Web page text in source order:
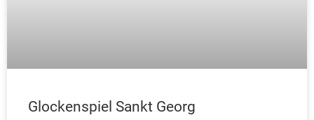
Glockenspiel Sankt Georg